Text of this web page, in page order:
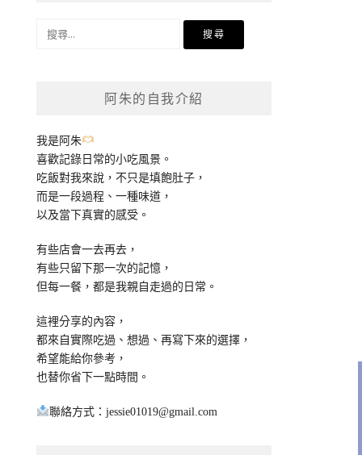
阿朱的自我介紹
我是阿朱
喜歡記錄日常的小吃風景。
吃飯對我來說，不只是填飽肚子，
而是一段過程、一種味道，
以及當下真實的感受。
有些店會一去再去，
有些只留下那一次的記憶，
但每一餐，都是我親自走過的日常。
這裡分享的內容，
都來自實際吃過、想過、再寫下來的選擇，
希望能給你參考，
也替你省下一點時間。
聯絡方式：jessie01019@gmail.com